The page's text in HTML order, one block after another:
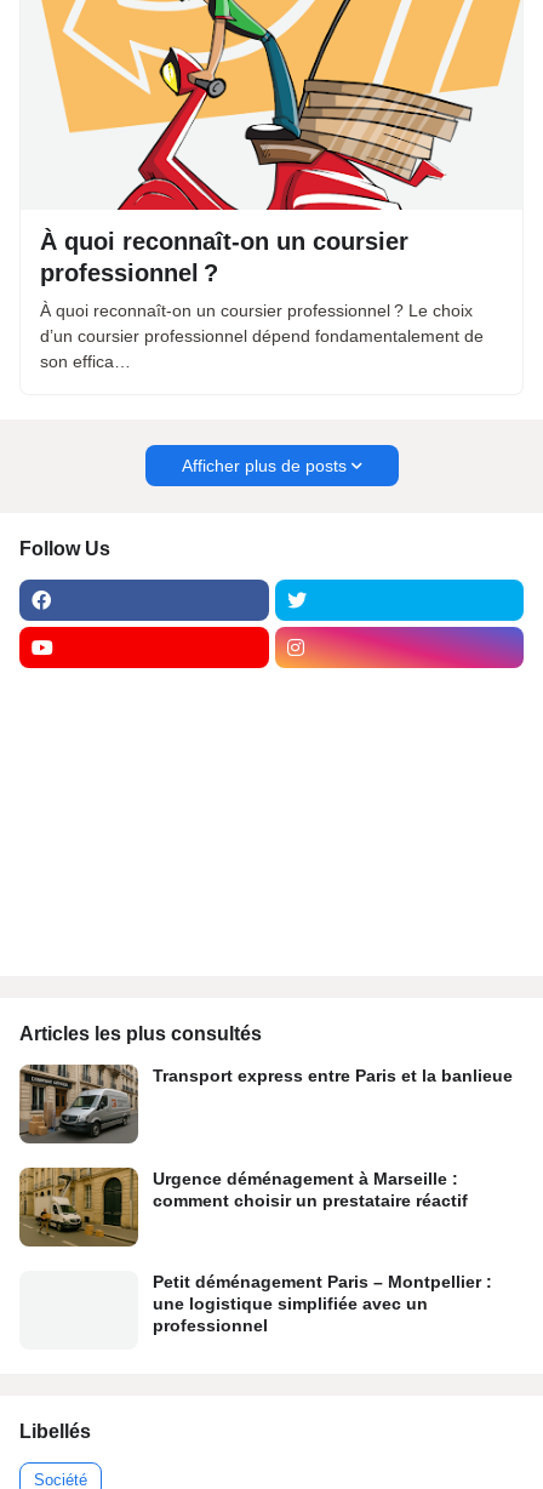
À quoi reconnaît-on un coursier
professionnel ?
À quoi reconnaît-on un coursier professionnel ? Le choix
d’un coursier professionnel dépend fondamentalement de
son effica…
Afficher plus de posts
Follow Us
Articles les plus consultés
Transport express entre Paris et la banlieue
Urgence déménagement à Marseille :
comment choisir un prestataire réactif
Petit déménagement Paris – Montpellier :
une logistique simplifiée avec un
professionnel
Libellés
Société